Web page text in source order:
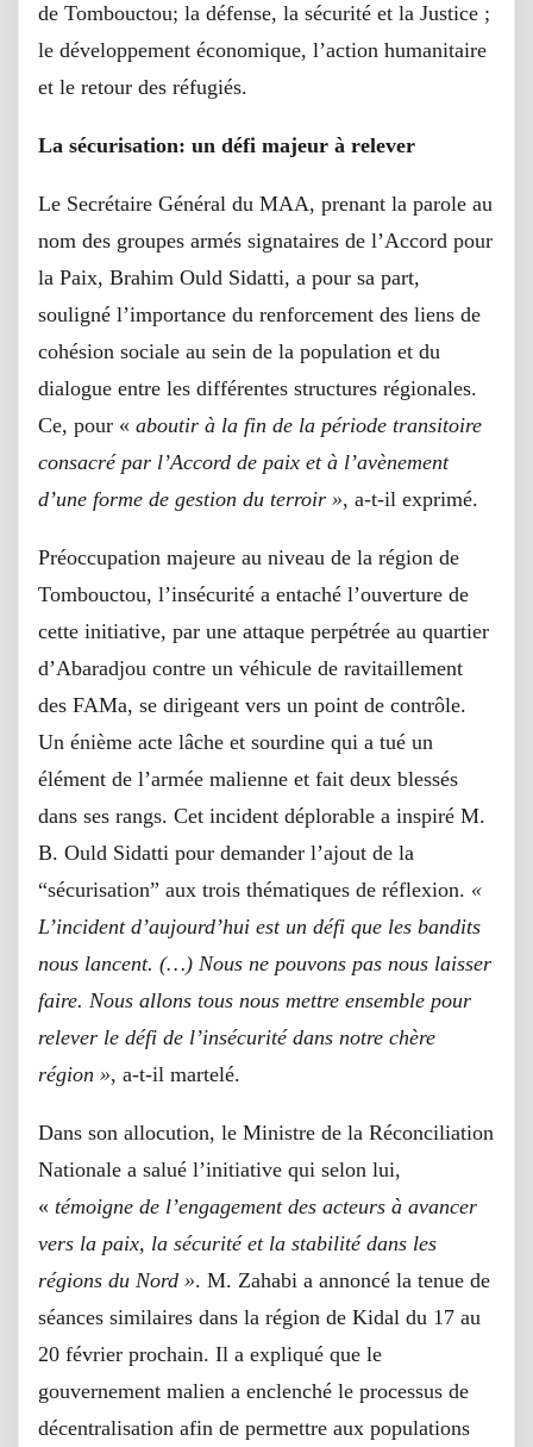
de Tombouctou; la défense, la sécurité et la Justice ;
le développement économique, l’action humanitaire
et le retour des réfugiés.
La sécurisation: un défi majeur à relever
Le Secrétaire Général du MAA, prenant la parole au
nom des groupes armés signataires de l’Accord pour
la Paix, Brahim Ould Sidatti, a pour sa part,
souligné l’importance du renforcement des liens de
cohésion sociale au sein de la population et du
dialogue entre les différentes structures régionales.
Ce, pour « aboutir à la fin de la période transitoire
consacré par l’Accord de paix et à l’avènement
d’une forme de gestion du terroir », a-t-il exprimé.
Préoccupation majeure au niveau de la région de
Tombouctou, l’insécurité a entaché l’ouverture de
cette initiative, par une attaque perpétrée au quartier
d’Abaradjou contre un véhicule de ravitaillement
des FAMa, se dirigeant vers un point de contrôle.
Un énième acte lâche et sourdine qui a tué un
élément de l’armée malienne et fait deux blessés
dans ses rangs. Cet incident déplorable a inspiré M.
B. Ould Sidatti pour demander l’ajout de la
“sécurisation” aux trois thématiques de réflexion. «
L’incident d’aujourd’hui est un défi que les bandits
nous lancent. (…) Nous ne pouvons pas nous laisser
faire. Nous allons tous nous mettre ensemble pour
relever le défi de l’insécurité dans notre chère
région », a-t-il martelé.
Dans son allocution, le Ministre de la Réconciliation
Nationale a salué l’initiative qui selon lui,
« témoigne de l’engagement des acteurs à avancer
vers la paix, la sécurité et la stabilité dans les
régions du Nord ». M. Zahabi a annoncé la tenue de
séances similaires dans la région de Kidal du 17 au
20 février prochain. Il a expliqué que le
gouvernement malien a enclenché le processus de
décentralisation afin de permettre aux populations